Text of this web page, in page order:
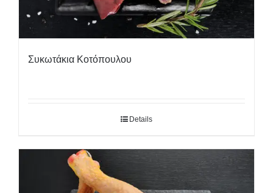
Συκωτάκια Κοτόπουλου
Details